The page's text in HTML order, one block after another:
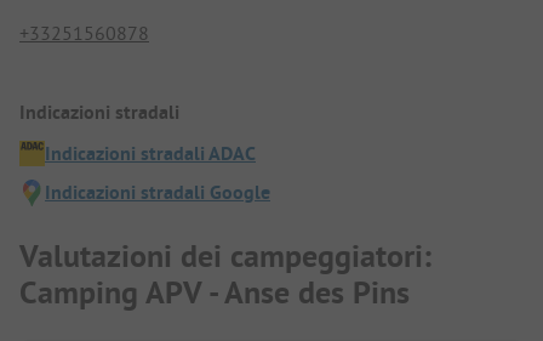
+33251560878
Indicazioni stradali
Indicazioni stradali ADAC
Indicazioni stradali Google
Valutazioni dei campeggiatori:
Camping APV - Anse des Pins